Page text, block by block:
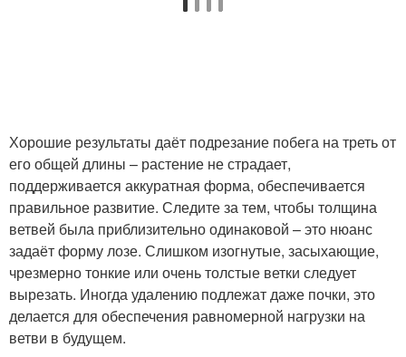
Хорошие результаты даёт подрезание побега на треть от
его общей длины – растение не страдает,
поддерживается аккуратная форма, обеспечивается
правильное развитие. Следите за тем, чтобы толщина
ветвей была приблизительно одинаковой – это нюанс
задаёт форму лозе. Слишком изогнутые, засыхающие,
чрезмерно тонкие или очень толстые ветки следует
вырезать. Иногда удалению подлежат даже почки, это
делается для обеспечения равномерной нагрузки на
ветви в будущем.